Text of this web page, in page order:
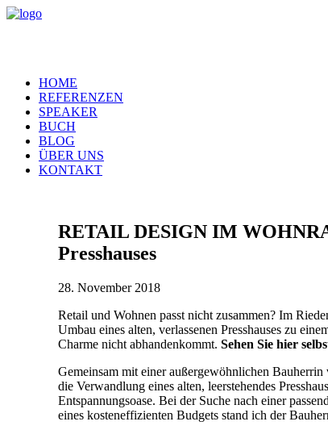
HOME
REFERENZEN
SPEAKER
BUCH
BLOG
ÜBER UNS
KONTAKT
RETAIL DESIGN IM
Presshauses
28. November 2018
Retail und Wohnen passt nicht zusammen? Im
Umbau eines alten, verlassenen Presshauses zu
Charme nicht abhandenkommt. Sehen Sie hier
Gemeinsam mit einer außergewöhnlichen
die Verwandlung eines alten, leerstehendes
Entspannungsoase. Bei der Suche nach einer
eines kosteneffizienten Budgets stand ich der